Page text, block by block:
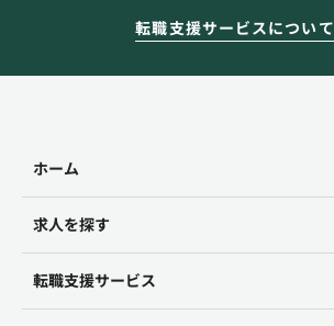
転職支援サービスについて
ホーム
求人を探す
転職支援サービス